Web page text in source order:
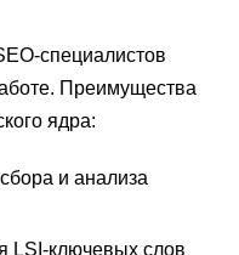
специалистов
Преимущества
ядра:
и анализа
LSI-ключевых слов